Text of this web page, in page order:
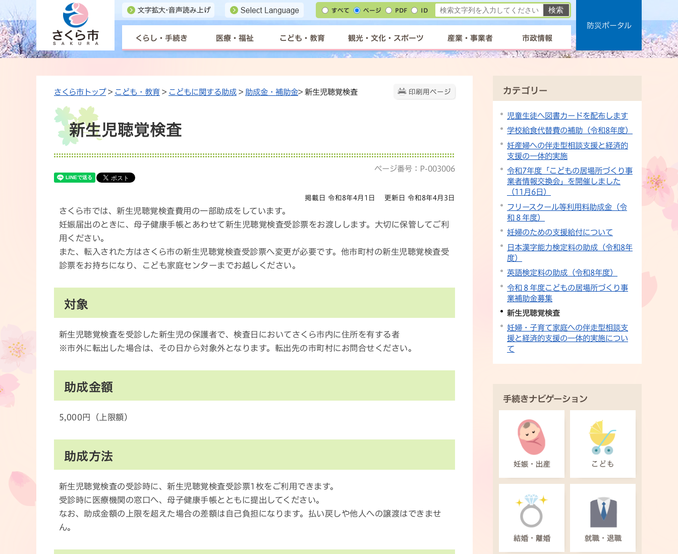
すべて ページ PDF ID
くらし・手続き 医療・福祉 こども・教育 観光・文化・スポーツ 産業・事業者 市政情報
防災ポータル
印刷用ページ
さくら市トップ> こども・教育 > こどもに関する助成 > 助成金・補助金> 新生児聴覚検査
新生児聴覚検査
ページ番号：P-003006
掲載日 令和8年4月1日 更新日 令和8年4月3日
さくら市では、新生児聴覚検査費用の一部助成をしています。
妊娠届出のときに、母子健康手帳とあわせて新生児聴覚検査受診票をお渡しします。大切に保管してご利
用ください。
また、転入された方はさくら市の新生児聴覚検査受診票へ変更が必要です。他市町村の新生児聴覚検査受
診票をお持ちになり、こども家庭センターまでお越しください。
対象
新生児聴覚検査を受診した新生児の保護者で、検査日においてさくら市内に住所を有する者
※市外に転出した場合は、その日から対象外となります。転出先の市町村にお問合せください。
助成金額
5,000円（上限額）
助成方法
新生児聴覚検査の受診時に、新生児聴覚検査受診票1枚をご利用できます。
受診時に医療機関の窓口へ、母子健康手帳とともに提出してください。
なお、助成金額の上限を超えた場合の差額は自己負担になります。払い戻しや他人への譲渡はできませ
ん。
カテゴリー
児童生徒へ図書カードを配布します
学校給食代替費の補助（令和8年度）
妊産婦への伴走型相談支援と経済的
支援の一体的実施
令和7年度「こどもの居場所づくり事
業者情報交換会」を開催しました
（11月6日）
フリースクール等利用料助成金（令
和８年度）
妊婦のための支援給付について
日本漢字能力検定料の助成（令和8年
度）
英語検定料の助成（令和8年度）
令和８年度こどもの居場所づくり事
業補助金募集
新生児聴覚検査
妊婦・子育て家庭への伴走型相談支
援と経済的支援の一体的実施につい
て
手続きナビゲーション